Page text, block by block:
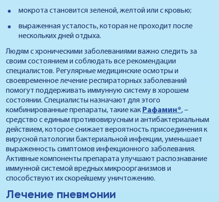
мокрота становится зеленой, желтой или с кровью;
выраженная усталость, которая не проходит после
нескольких дней отдыха.
Людям с хроническими заболеваниями важно следить за
своим состоянием и соблюдать все рекомендации
специалистов. Регулярные медицинские осмотры и
своевременное лечение респираторных заболеваний
помогут поддерживать иммунную систему в хорошем
состоянии. Специалисты назначают для этого
комбинированные препараты, такие как Рафамин®, –
средство с единым противовирусным и антибактериальным
действием, которое снижает вероятность присоединения к
вирусной патологии бактериальной инфекции, уменьшает
выраженность симптомов инфекционного заболевания.
Активные компоненты препарата улучшают распознавание
иммунной системой вредных микроорганизмов и
способствуют их скорейшему уничтожению.
Лечение пневмонии